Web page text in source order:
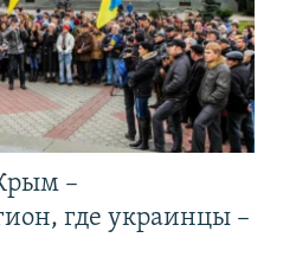
–
где украинцы –